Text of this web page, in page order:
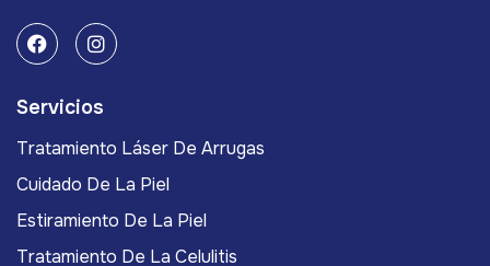
Servicios
Tratamiento Láser De Arrugas
Cuidado De La Piel
Estiramiento De La Piel
Tratamiento De La Celulitis